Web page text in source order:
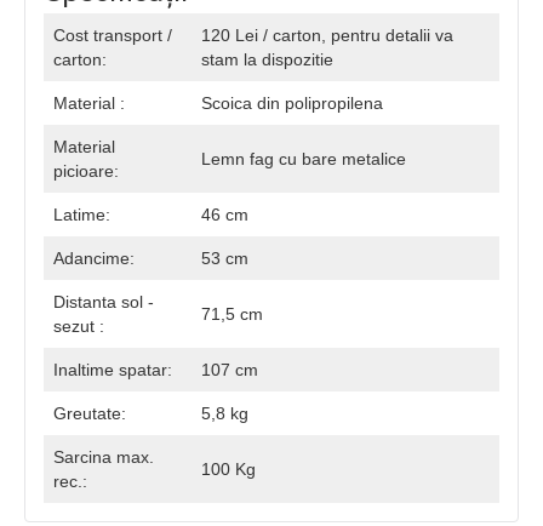
Cost transport /
carton:
120 Lei / carton, pentru detalii va
stam la dispozitie
Material : Scoica din polipropilena
Material
picioare:
Lemn fag cu bare metalice
Latime: 46 cm
Adancime: 53 cm
Distanta sol -
sezut :
71,5 cm
Inaltime spatar: 107 cm
Greutate: 5,8 kg
Sarcina max.
rec.:
100 Kg